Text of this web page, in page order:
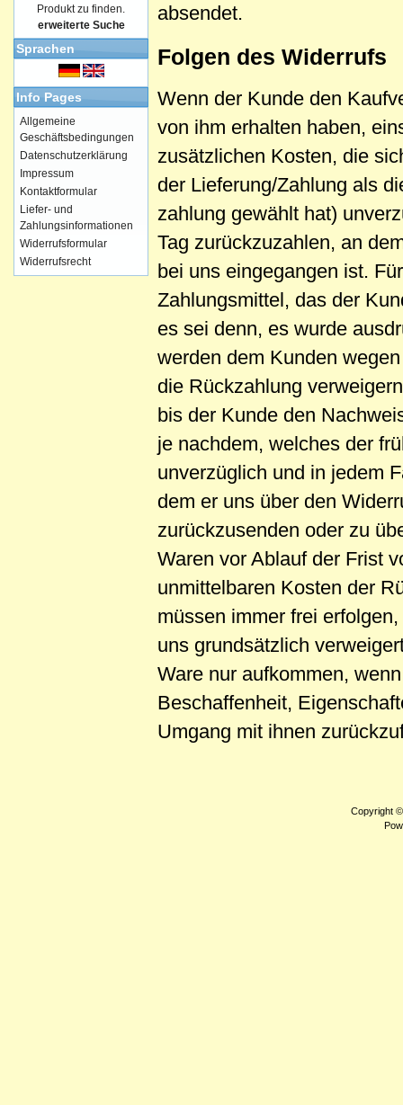
absendet.
Folgen des Widerrufs
Wenn der Kunde den
von ihm erhalten haben,
zusätzlichen Kosten, die
der Lieferung/Zahlung als
zahlung gewählt hat)
Tag zurückzuzahlen, an
bei uns eingegangen ist.
Zahlungsmittel, das der
es sei denn, es wurde
werden dem Kunden
die Rückzahlung
bis der Kunde den
je nachdem, welches der
unverzüglich und in jedem
dem er uns über den
zurückzusenden oder zu
Waren vor Ablauf der Frist
unmittelbaren Kosten der
müssen immer frei
uns grundsätzlich
Ware nur aufkommen,
Beschaffenheit,
Umgang mit ihnen
Produkt zu finden.
erweiterte Suche
Sprachen
Info Pages
Allgemeine
Geschäftsbedingungen
Datenschutzerklärung
Impressum
Kontaktformular
Liefer- und
Zahlungsinformationen
Widerrufsformular
Widerrufsrecht
Copyright